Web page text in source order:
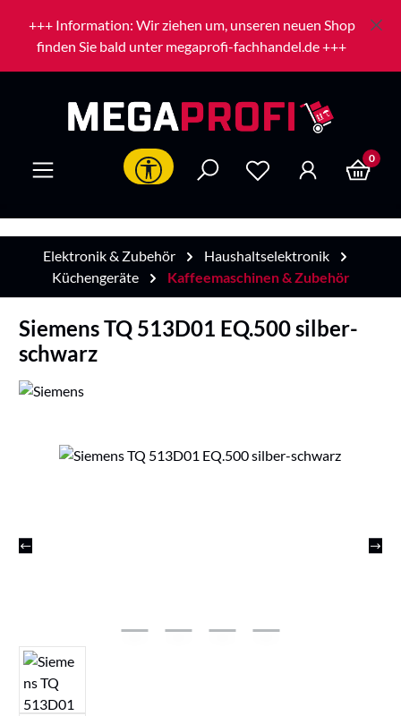
Zum Hauptinhalt springen
+++ Information: Wir ziehen um, unseren neuen Shop
finden Sie bald unter megaprofi-fachhandel.de +++
Werkzeugleiste anzeigen 0
Elektronik & Zubehör
Haushaltselektronik
Küchengeräte
Kaffeemaschinen & Zubehör
Siemens TQ 513D01 EQ.500 silber-
schwarz
Bildergalerie überspringen